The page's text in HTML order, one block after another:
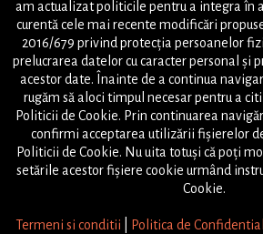
office@rigdom.ro
Powered by
Tel: +40(746)-063-
Tel: +40(748)-038-
Harta site
am actualizat politicile pentru a integra în
curentă cele mai recente modificări
2016/679 privind protecția persoanelor
prelucrarea datelor cu caracter personal și
acestor date. Înainte de a continua
rugăm să aloci timpul necesar pentru a
Politicii de Cookie. Prin continuarea
confirmi acceptarea utilizării fişierelor
Politicii de Cookie. Nu uita totuși că poți
setările acestor fişiere cookie urmând
Cookie.
Termeni si conditii Politica de